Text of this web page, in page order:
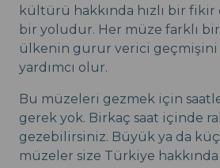
kültürü hakkında hızlı bir
bir yoludur. Her müze farklı
ülkenin gurur verici geçmişini
yardımcı olur.
Bu müzeleri gezmek için
gerek yok. Birkaç saat içinde
gezebilirsiniz. Büyük ya da
müzeler size Türkiye hakkında